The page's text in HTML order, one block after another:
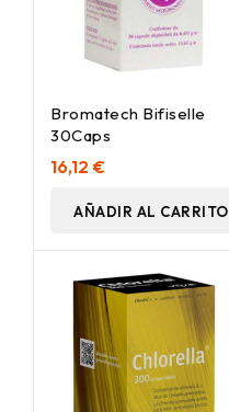
Bromatech Bifiselle
30Caps
16,12 €
AÑADIR AL CARRITO